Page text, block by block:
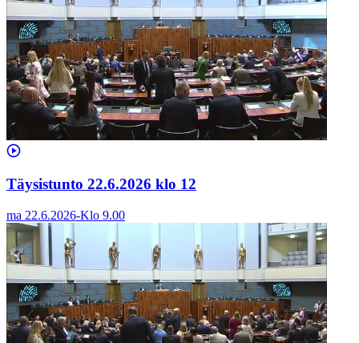
Täysistunto 22.6.2026 klo 12
ma 22.6.2026-Klo 9.00